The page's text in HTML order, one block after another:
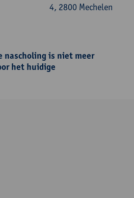
4, 2800 Mechelen
nascholing is niet meer
het huidige